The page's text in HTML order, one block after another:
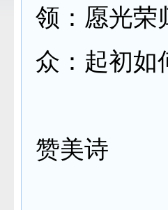
领：愿光荣
众：起初如
赞美诗